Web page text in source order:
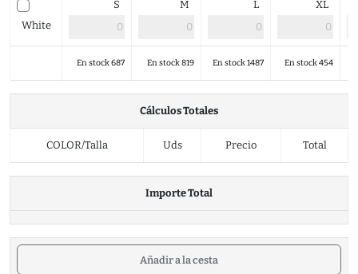
White
S M L XL
En stock 687 En stock 819 En stock 1487 En stock 454
Cálculos Totales
COLOR/Talla Uds Precio Total
Importe Total
Añadir a la cesta